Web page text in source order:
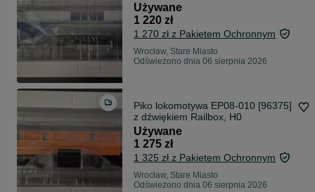
Używane
1 220 zł
1 270 zł z Pakietem Ochronnym
Wrocław, Stare Miasto
Odświeżono dnia 06 sierpnia 2026
Piko lokomotywa EP08-010 [96375]
z dźwiękiem Railbox, H0
Używane
1 275 zł
1 325 zł z Pakietem Ochronnym
Wrocław, Stare Miasto
Odświeżono dnia 06 sierpnia 2026